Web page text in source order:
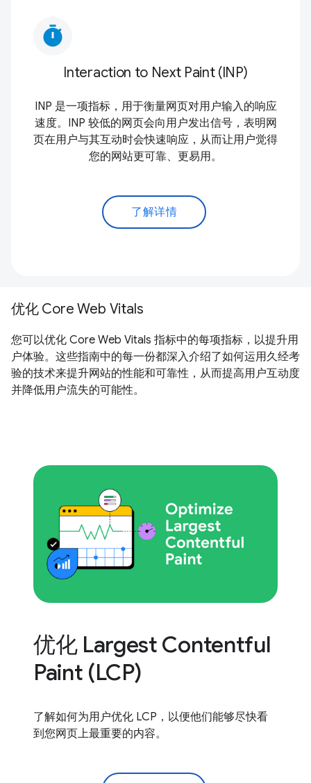
timer
Interaction to Next Paint (INP)
INP 是一项指标，用于衡量网页对用户输入的响应
速度。INP 较低的网页会向用户发出信号，表明网
页在用户与其互动时会快速响应，从而让用户觉得
您的网站更可靠、更易用。
了解详情
优化 Core Web Vitals
您可以优化 Core Web Vitals 指标中的每项指标，以提升用
户体验。这些指南中的每一份都深入介绍了如何运用久经考
验的技术来提升网站的性能和可靠性，从而提高用户互动度
并降低用户流失的可能性。
优化 Largest Contentful
Paint (LCP)
了解如何为用户优化 LCP，以便他们能够尽快看
到您网页上最重要的内容。